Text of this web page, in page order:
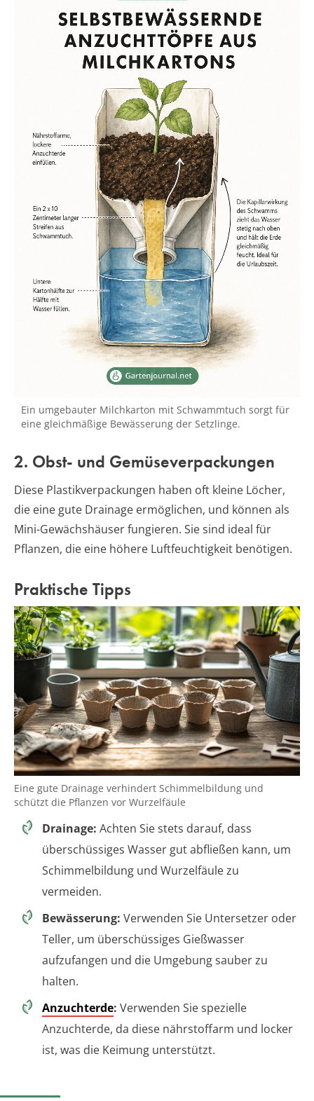
Ein umgebauter Milchkarton mit Schwammtuch sorgt für
eine gleichmäßige Bewässerung der Setzlinge.
2. Obst- und Gemüseverpackungen
Diese Plastikverpackungen haben oft kleine Löcher,
die eine gute Drainage ermöglichen, und können als
Mini-Gewächshäuser fungieren. Sie sind ideal für
Pflanzen, die eine höhere Luftfeuchtigkeit benötigen.
Praktische Tipps
Eine gute Drainage verhindert Schimmelbildung und
schützt die Pflanzen vor Wurzelfäule
Drainage: Achten Sie stets darauf, dass
überschüssiges Wasser gut abfließen kann, um
Schimmelbildung und Wurzelfäule zu
vermeiden.
Bewässerung: Verwenden Sie Untersetzer oder
Teller, um überschüssiges Gießwasser
aufzufangen und die Umgebung sauber zu
halten.
Anzuchterde: Verwenden Sie spezielle
Anzuchterde, da diese nährstoffarm und locker
ist, was die Keimung unterstützt.